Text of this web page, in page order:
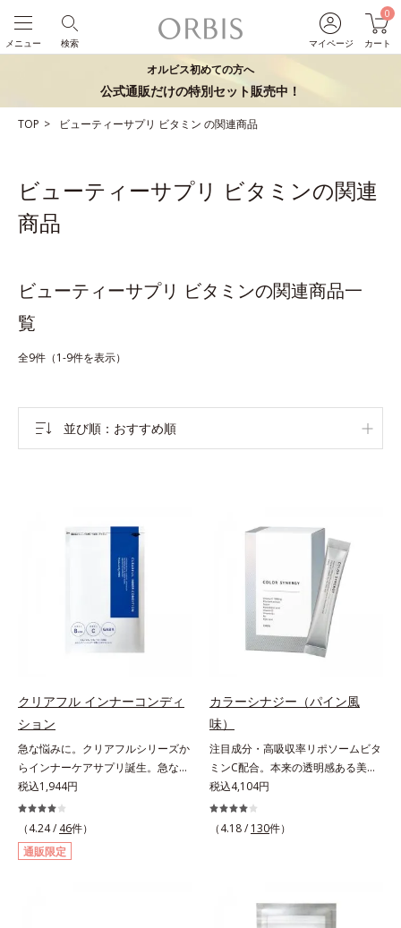
マイページ
0
カート
検索
メニュー
オルビス初めての方へ
公式通販だけの特別セット販売中！
TOP ビューティーサプリ ビタミン の関連商品
ビューティーサプリ ビタミンの関連
商品
ビューティーサプリ ビタミンの関連商品一
覧
全9件（1-9件を表示）
並び順 おすすめ順
クリアフル インナーコンディ
ション
急な悩みに。クリアフルシリーズか
らインナーケアサプリ誕生。急な悩
みに。ケアに行き詰まったすべての
女性に送る、「クリアフルシリー
ズ」のオールインワンサプリメント
です。ビタミンB1とB2を配合。ビ
タミンB6とビタミンCは、タイムリ
税込1,944円
（4.24 / 46件）
通販限定
カラーシナジー（パイン風
味）
注目成分・高吸収率リポソームビタ
ミンC配合。本来の透明感ある美し
さを目指す美容サプリメント。みん
なが目指す美しさのゴールは、透明
感でした。注目成分リポソームビタ
くが体外に排出されるというデメリ
税込4,104円
（4.18 / 130件）